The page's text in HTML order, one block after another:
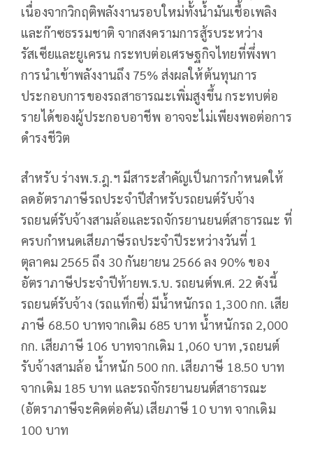
เนื่องจากวิกฤติพลังงานรอบใหม่ทั้งน้ำมันเชื้อเพลิง
และก๊าซธรรมชาติ จากสงครามการสู้รบระหว่าง
รัสเซียและยูเครน กระทบต่อเศรษฐกิจไทยที่พึ่งพา
การนำเข้าพลังงานถึง 75% ส่งผลให้ต้นทุนการ
ประกอบการของรถสาธารณะเพิ่มสูงขึ้น กระทบต่อ
รายได้ของผู้ประกอบอาชีพ อาจจะไม่เพียงพอต่อการ
ดำรงชีวิต
สำหรับ ร่างพ.ร.ฎ.ฯ มีสาระสำคัญเป็นการกำหนดให้
ลดอัตราภาษีรถประจำปีสำหรับรถยนต์รับจ้าง
รถยนต์รับจ้างสามล้อและรถจักรยานยนต์สาธารณะ ที่
ครบกำหนดเสียภาษีรถประจำปีระหว่างวันที่ 1
ตุลาคม 2565 ถึง 30 กันยายน 2566 ลง 90% ของ
อัตราภาษีประจำปีท้ายพ.ร.บ. รถยนต์พ.ศ. 22 ดังนี้
รถยนต์รับจ้าง (รถแท็กซี่) มีน้ำหนักรถ 1,300 กก. เสีย
ภาษี 68.50 บาทจากเดิม 685 บาท น้ำหนักรถ 2,000
กก. เสียภาษี 106 บาทจากเดิม 1,060 บาท ,รถยนต์
รับจ้างสามล้อ น้ำหนัก 500 กก. เสียภาษี 18.50 บาท
จากเดิม 185 บาท และรถจักรยานยนต์สาธารณะ
(อัตราภาษีจะคิดต่อคัน) เสียภาษี 10 บาท จากเดิม
100 บาท